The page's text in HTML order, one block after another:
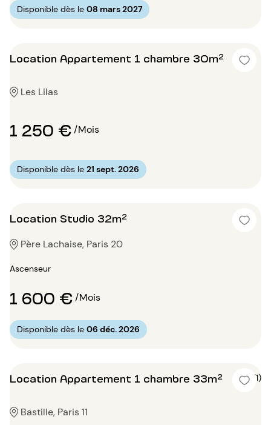
Disponible dès le 08 mars 2027
Location Appartement 1 chambre 30m²
Les Lilas
1 250 €/Mois
Disponible dès le 21 sept. 2026
Location Studio 32m²
Père Lachaise, Paris 20
Ascenseur
1 600 €/Mois
Disponible dès le 06 déc. 2026
Location Appartement 1 chambre 33m² 5 (1)
Bastille, Paris 11